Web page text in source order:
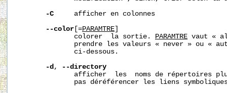
-C
     afficher en colonnes
--color [=PARAMTRE
              colorer  la sortie.
PARAMTRE vaut «
prendre les valeurs « never » ou «
              ci-dessous.
-d,
--directory
afficher  les  noms de répertoires
pas déréférencer les liens